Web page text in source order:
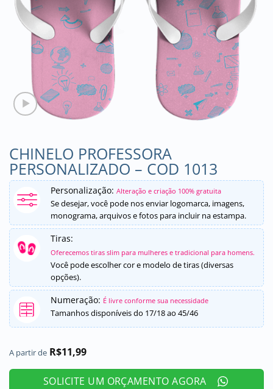
CHINELO PROFESSORA
PERSONALIZADO – COD 1013
Personalização: Alteração e criação 100% gratuita
Se desejar, você pode nos enviar logomarca, imagens,
monograma, arquivos e fotos para incluir na estampa.
Tiras:
Oferecemos tiras slim para mulheres e tradicional para homens.
Você pode escolher cor e modelo de tiras (diversas
opções).
Numeração: É livre conforme sua necessidade
Tamanhos disponíveis do 17/18 ao 45/46
A partir de R$11,99
SOLICITE UM ORÇAMENTO AGORA